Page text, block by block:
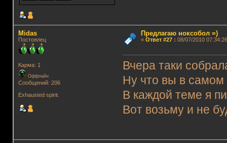
Midas
Постоялец
Карма: 1
Оффлайн
Сообщений: 206
Exhausted spirit.
Предлагаю ноксобол =)
« Ответ #27: 08/07/2010
Вчера таки
Ну что вы в
В каждой теме я
Вот возьму и не